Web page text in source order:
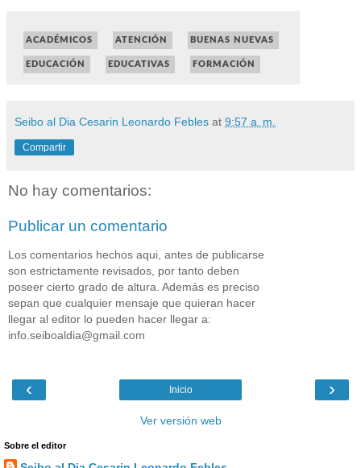
ACADÉMICOS ATENCIÓN BUENAS NUEVAS
EDUCACIÓN EDUCATIVAS FORMACIÓN
Seibo al Dia Cesarin Leonardo Febles at 9:57 a. m.
Compartir
No hay comentarios:
Publicar un comentario
Los comentarios hechos aqui, antes de publicarse
son estrictamente revisados, por tanto deben
poseer cierto grado de altura. Además es preciso
sepan que cualquier mensaje que quieran hacer
llegar al editor lo pueden hacer llegar a:
info.seiboaldia@gmail.com
‹ ›
Inicio
Ver versión web
Sobre el editor